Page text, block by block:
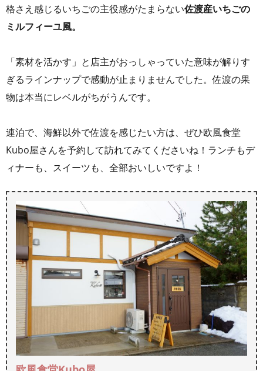
格さえ感じるいちごの主役感がたまらない佐渡産いちごの
ミルフィーユ風。
「素材を活かす」と店主がおっしゃっていた意味が解りす
ぎるラインナップで感動が止まりませんでした。佐渡の果
物は本当にレベルがちがうんです。
連泊で、海鮮以外で佐渡を感じたい方は、ぜひ欧風食堂
Kubo屋さんを予約して訪れてみてくださいね！ランチもデ
ィナーも、スイーツも、全部おいしいですよ！